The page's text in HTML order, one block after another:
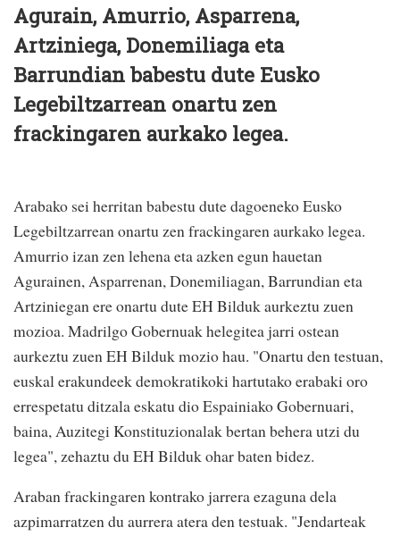
Agurain, Amurrio, Asparrena,
Artziniega, Donemiliaga eta
Barrundian babestu dute Eusko
Legebiltzarrean onartu zen
frackingaren aurkako legea.
Arabako sei herritan babestu dute dagoeneko Eusko
Legebiltzarrean onartu zen frackingaren aurkako legea.
Amurrio izan zen lehena eta azken egun hauetan
Agurainen, Asparrenan, Donemiliagan, Barrundian eta
Artziniegan ere onartu dute EH Bilduk aurkeztu zuen
mozioa. Madrilgo Gobernuak helegitea jarri ostean
aurkeztu zuen EH Bilduk mozio hau. "Onartu den testuan,
euskal erakundeek demokratikoki hartutako erabaki oro
errespetatu ditzala eskatu dio Espainiako Gobernuari,
baina, Auzitegi Konstituzionalak bertan behera utzi du
legea", zehaztu du EH Bilduk ohar baten bidez.
Araban frackingaren kontrako jarrera ezaguna dela
azpimarratzen du aurrera atera den testuak. "Jendarteak